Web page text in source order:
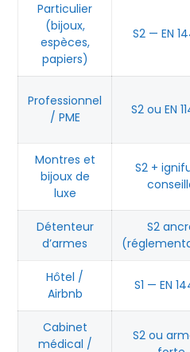
Particulier
(bijoux,
espèces,
papiers)
S2 — EN
Professionnel
/ PME
S2 ou EN
Montres et
bijoux de
luxe
S2 +
Détenteur
d’armes
S2
Hôtel /
Airbnb
S1 — EN
Cabinet
médical /
S2 ou